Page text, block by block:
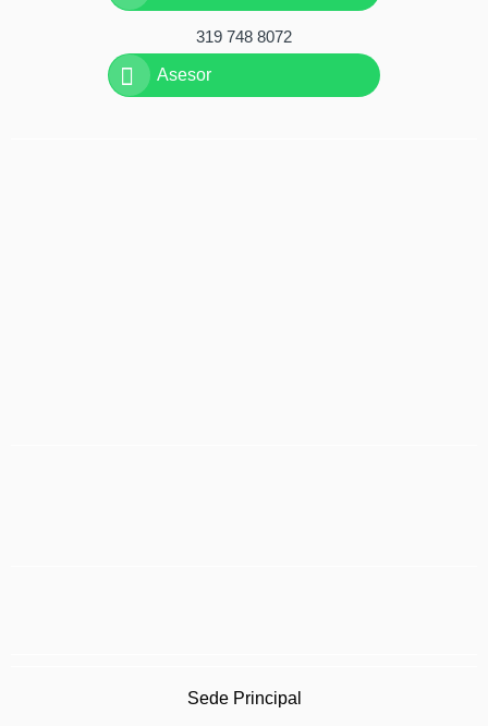
319 748 8072
Asesor
Sede Principal